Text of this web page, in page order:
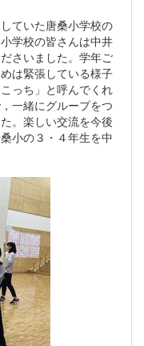
ていた唐桑小学校の
学校の皆さんは中井
さいました。学年ご
は緊張している様子
っち」と呼んでくれ
一緒にグループをつ
。楽しい交流を今後
小の３・４年生を中